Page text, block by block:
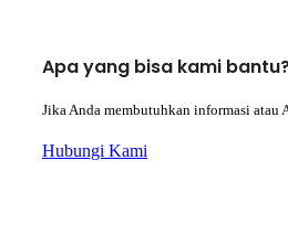
Apa yang bisa kami
Jika Anda membutuhkan informasi atau
Hubungi Kami